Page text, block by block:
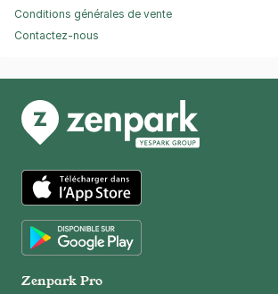
Conditions générales de vente
Contactez-nous
App Store
Zenpark Pro